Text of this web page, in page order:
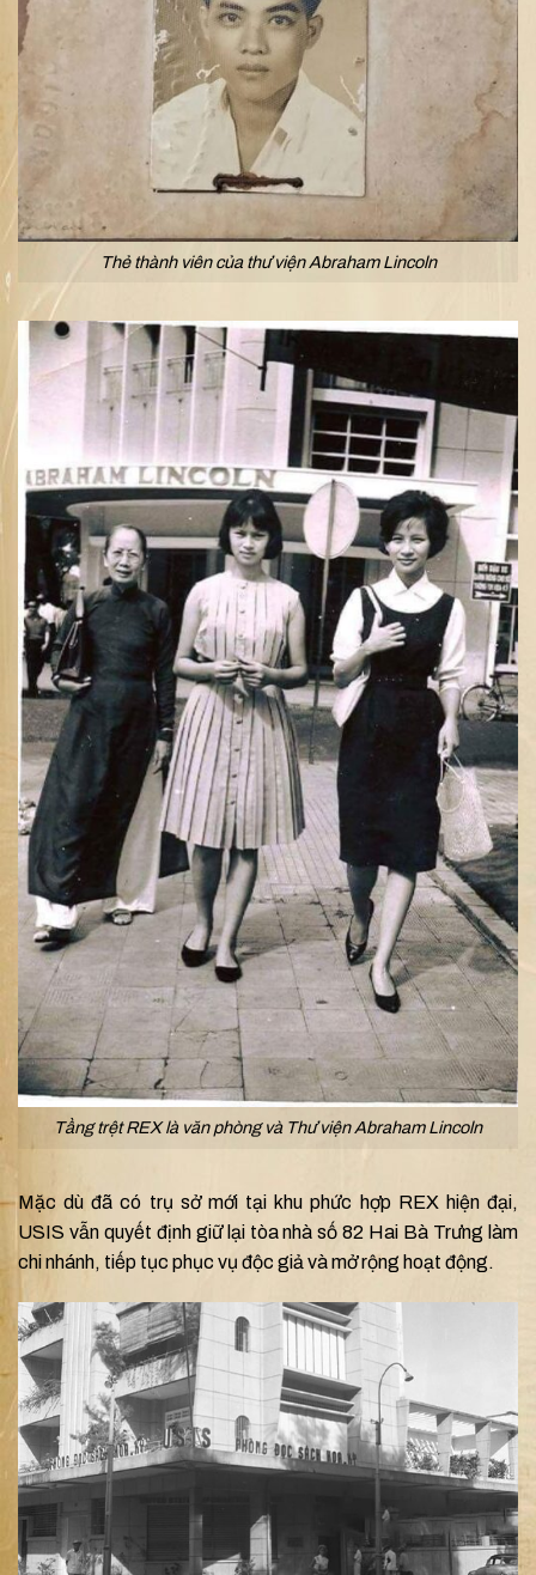
Thẻ thành viên của thư viện Abraham Lincoln
Tầng trệt REX là văn phòng và Thư viện Abraham Lincoln
Mặc dù đã có trụ sở mới tại khu phức hợp REX hiện đại,
USIS vẫn quyết định giữ lại tòa nhà số 82 Hai Bà Trưng làm
chi nhánh, tiếp tục phục vụ độc giả và mở rộng hoạt động.